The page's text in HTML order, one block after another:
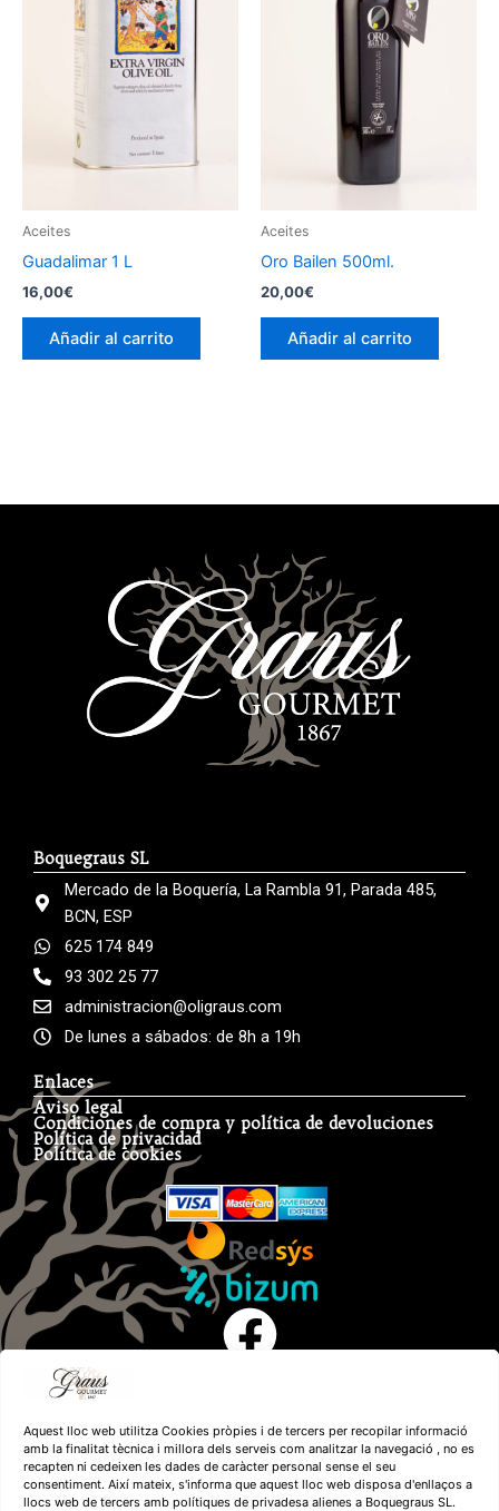
Aquest lloc web utilitza Cookies pròpies i de tercers per recopilar informació
amb la finalitat tècnica i millora dels serveis com analitzar la navegació , no es
recapten ni cedeixen les dades de caràcter personal sense el seu
consentiment. Així mateix, s'informa que aquest lloc web disposa d'enllaços a
llocs web de tercers amb polítiques de privadesa alienes a Boquegraus SL.
Aceites
Guadalimar 1 L
16,00€
Añadir al carrito
Aceites
Oro Bailen 500ml.
20,00€
Añadir al carrito
Boquegraus SL
Mercado de la Boquería, La Rambla 91, Parada 485,
BCN, ESP
625 174 849
93 302 25 77
administracion@oligraus.com
De lunes a sábados: de 8h a 19h
Enlaces
Aviso legal
Condiciones de compra y política de devoluciones
Política de privacidad
Política de cookies